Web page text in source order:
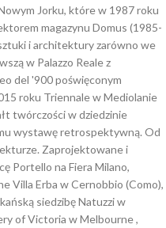
Jorku, które w 1987 roku
magazynu Domus (1985-
i architektury zarówno we
w Palazzo Reale z
del '900 poświęconym
roku Triennale w Mediolanie
twórczości w dziedzinie
wystawę retrospektywną. Od
Zaprojektowane i
Portello na Fiera Milano,
Villa Erba w Cernobbio (Como),
siedzibę Natuzzi w
of Victoria w Melbourne ,